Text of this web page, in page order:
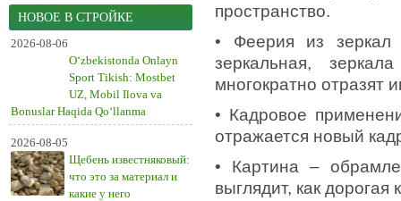
НОВОЕ В СТРОЙКЕ
2026-08-06
O‘zbekistonda Onlayn
Sport Tikish: Mostbet
UZ, Mobil Ilova va
Bonuslar Haqida Qo‘llanma
2026-08-05
Щебень известняковый:
что это за материал и
какие у него
пространство.
• Феерия из
зеркальная,
многократно отразят
• Кадровое
отражается новый
• Картина –
выглядит, как дорогая